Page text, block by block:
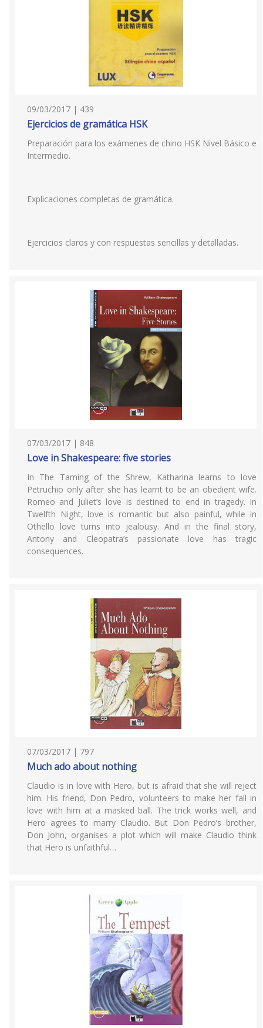
09/03/2017 | 439
Ejercicios de gramática HSK
Preparación para los exámenes de chino HSK Nivel Básico e
Intermedio.
Explicaciones completas de gramática.
Ejercicios claros y con respuestas sencillas y detalladas.
07/03/2017 | 848
Love in Shakespeare: five stories
In The Taming of the Shrew, Katharina learns to love
Petruchio only after she has learnt to be an obedient wife.
Romeo and Juliet’s love is destined to end in tragedy. In
Twelfth Night, love is romantic but also painful, while in
Othello love turns into jealousy. And in the final story,
Antony and Cleopatra’s passionate love has tragic
consequences.
07/03/2017 | 797
Much ado about nothing
Claudio is in love with Hero, but is afraid that she will reject
him. His friend, Don Pedro, volunteers to make her fall in
love with him at a masked ball. The trick works well, and
Hero agrees to marry Claudio. But Don Pedro’s brother,
Don John, organises a plot which will make Claudio think
that Hero is unfaithful…